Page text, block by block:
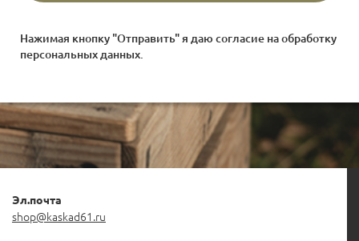
Нажимая кнопку "Отправить" я даю согласие наобработку
персональных данных
Эл.почта
shop@kaskad61.ru